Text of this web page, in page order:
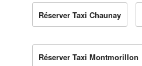
Réserver Taxi Chaunay
Réserver Taxi Montmorillon